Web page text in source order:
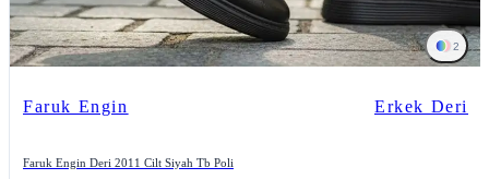
2
Faruk Engin Erkek Deri
Faruk Engin Deri 2011 Cilt Siyah Tb Poli